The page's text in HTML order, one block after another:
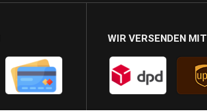
WIR VERSENDEN MIT